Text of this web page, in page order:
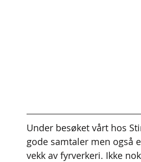
Under besøket vårt hos
gode samtaler men også
vekk av fyrverkeri. Ikke